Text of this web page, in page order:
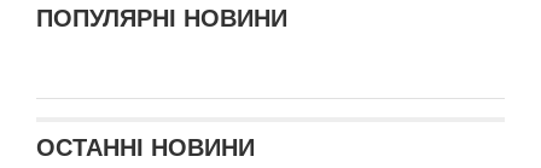
ПОПУЛЯРНІ НОВИНИ
ОСТАННІ НОВИНИ